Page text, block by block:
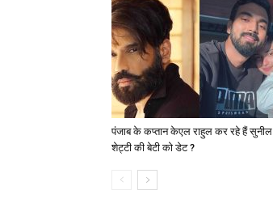
पंजाब के कप्तान केएल राहुल कर रहे हैं सुनील
शेट्टी की बेटी को डेट ?